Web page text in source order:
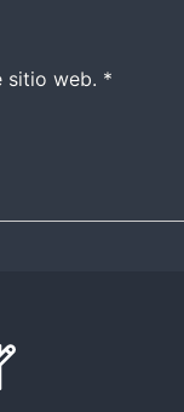
sitio web. *